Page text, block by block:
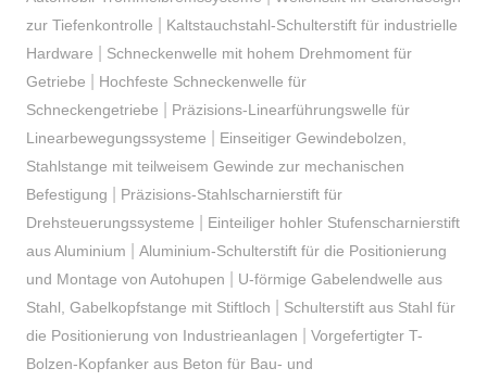
zur Tiefenkontrolle
Kaltstauchstahl-Schulterstift für industrielle
Hardware
Schneckenwelle mit hohem Drehmoment für
Getriebe
Hochfeste Schneckenwelle für
Schneckengetriebe
Präzisions-Linearführungswelle für
Linearbewegungssysteme
Einseitiger Gewindebolzen,
Stahlstange mit teilweisem Gewinde zur mechanischen
Befestigung
Präzisions-Stahlscharnierstift für
Drehsteuerungssysteme
Einteiliger hohler Stufenscharnierstift
aus Aluminium
Aluminium-Schulterstift für die Positionierung
und Montage von Autohupen
U-förmige Gabelendwelle aus
Stahl, Gabelkopfstange mit Stiftloch
Schulterstift aus Stahl für
die Positionierung von Industrieanlagen
Vorgefertigter T-
Bolzen-Kopfanker aus Beton für Bau- und